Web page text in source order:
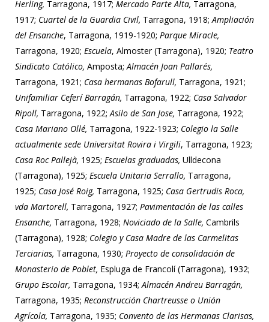
Herling, Tarragona, 1917; Mercado Parte Alta, Tarragona,
1917; Cuartel de la Guardia Civil, Tarragona, 1918; Ampliación
del Ensanche, Tarragona, 1919-1920; Parque Miracle,
Tarragona, 1920; Escuela, Almoster (Tarragona), 1920; Teatro
Sindicato Católico, Amposta; Almacén Joan Pallarés,
Tarragona, 1921; Casa hermanas Bofarull, Tarragona, 1921;
Unifamiliar Ceferí Barragán, Tarragona, 1922; Casa Salvador
Ripoll, Tarragona, 1922; Asilo de San Jose, Tarragona, 1922;
Casa Mariano Ollé, Tarragona, 1922-1923; Colegio la Salle
actualmente sede Universitat Rovira i Virgili, Tarragona, 1923;
Casa Roc Pallejà, 1925; Escuelas graduadas, Ulldecona
(Tarragona), 1925; Escuela Unitaria Serrallo, Tarragona,
1925; Casa José Roig, Tarragona, 1925; Casa Gertrudis Roca,
vda Martorell, Tarragona, 1927; Pavimentación de las calles
Ensanche, Tarragona, 1928; Noviciado de la Salle, Cambrils
(Tarragona), 1928; Colegio y Casa Madre de las Carmelitas
Terciarias, Tarragona, 1930; Proyecto de consolidación de
Monasterio de Poblet, Espluga de Francolí (Tarragona), 1932;
Grupo Escolar, Tarragona, 1934; Almacén Andreu Barragán,
Tarragona, 1935; Reconstrucción Chartreusse o Unión
Agrícola, Tarragona, 1935; Convento de las Hermanas Clarisas,